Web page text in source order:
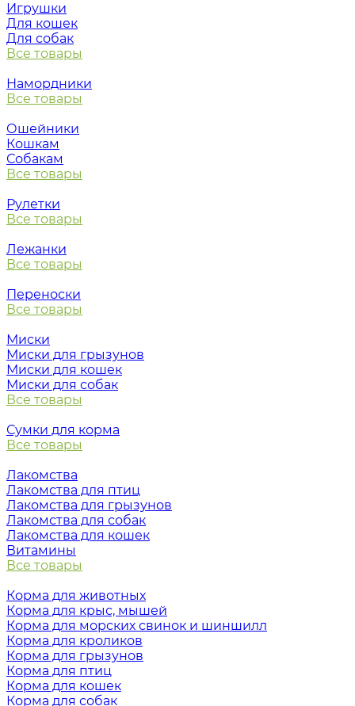
Игрушки
Для кошек
Для собак
Все товары
Намордники
Все товары
Ошейники
Кошкам
Собакам
Все товары
Рулетки
Все товары
Лежанки
Все товары
Переноски
Все товары
Миски
Миски для грызунов
Миски для кошек
Миски для собак
Все товары
Сумки для корма
Все товары
Лакомства
Лакомства для птиц
Лакомства для грызунов
Лакомства для собак
Лакомства для кошек
Витамины
Все товары
Корма для животных
Корма для крыс, мышей
Корма для морских свинок и шиншилл
Корма для кроликов
Корма для грызунов
Корма для птиц
Корма для кошек
Корма для собак